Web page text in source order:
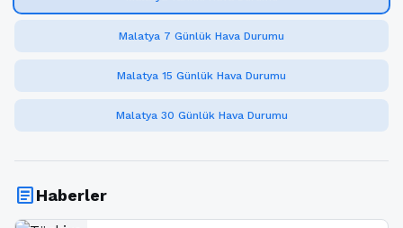
Malatya 7 Günlük Hava Durumu
Malatya 15 Günlük Hava Durumu
Malatya 30 Günlük Hava Durumu
articleHaberler